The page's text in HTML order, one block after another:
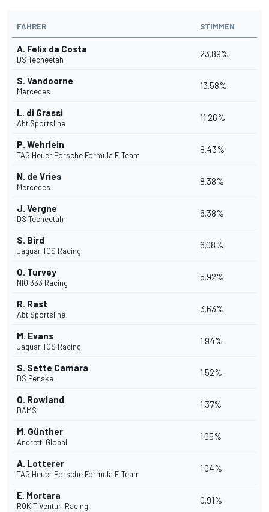
FAHRER STIMMEN
A. Felix da Costa
DS Techeetah
23.89%
S. Vandoorne
Mercedes
13.58%
L. di Grassi
Abt Sportsline
11.26%
P. Wehrlein
TAG Heuer Porsche Formula E Team
8.43%
N. de Vries
Mercedes
8.38%
J. Vergne
DS Techeetah
6.38%
S. Bird
Jaguar TCS Racing
6.08%
O. Turvey
NIO 333 Racing
5.92%
R. Rast
Abt Sportsline
3.63%
M. Evans
Jaguar TCS Racing
1.94%
S. Sette Camara
DS Penske
1.52%
O. Rowland
DAMS
1.37%
M. Günther
Andretti Global
1.05%
A. Lotterer
TAG Heuer Porsche Formula E Team
1.04%
E. Mortara
ROKiT Venturi Racing
0.91%